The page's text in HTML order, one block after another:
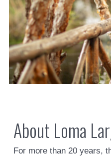
About Loma
For more than 20 years,